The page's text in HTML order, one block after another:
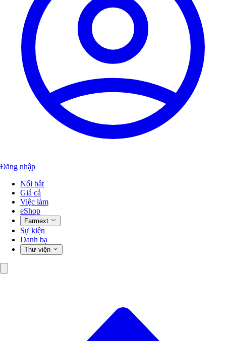
Đăng nhập
Nổi bật
Giá cả
Việc làm
eShop
Farmext
Sự kiện
Danh bạ
Thư viện